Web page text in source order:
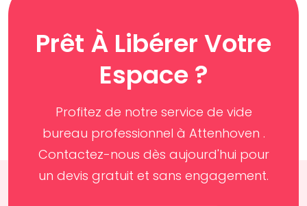
Prêt À Libérer Votre
Espace ?
Profitez de notre service de vide
bureau professionnel à Attenhoven .
Contactez-nous dès aujourd'hui pour
un devis gratuit et sans engagement.